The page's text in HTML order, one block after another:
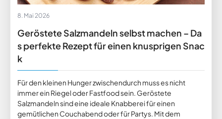
8. Mai 2026
Geröstete Salzmandeln selbst machen – Da
s perfekte Rezept für einen knusprigen Snac
k
Für den kleinen Hunger zwischendurch muss es nicht
immer ein Riegel oder Fastfood sein. Geröstete
Salzmandeln sind eine ideale Knabberei für einen
gemütlichen Couchabend oder für Partys. Mit dem